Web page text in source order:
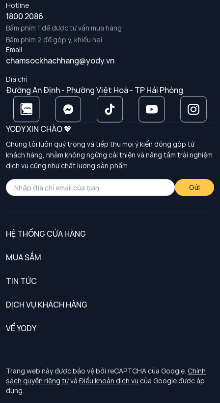
Hotline
1800 2086
Bấm phím 1 để được tư vấn mua hàng
Bấm phím 2 để góp ý, khiếu nại
Email
chamsockhachhang@yody.vn
Địa chỉ
Đường An Định - Phường Việt Hoà - TP Hải Phòng
YODY XIN CHÀO 💖
Chúng tôi luôn quý trọng và tiếp thu mọi ý kiến đóng góp từ
khách hàng, nhằm không ngừng cải thiện và nâng tầm trải nghiệm
dịch vụ cũng như chất lượng sản phẩm.
Gửi
HỆ THỐNG CỬA HÀNG
MUA SẮM
TIN TỨC
DỊCH VỤ KHÁCH HÀNG
Chính sách khách hàng thân thiết
Chính sách bảo vệ dữ liệu cá nhân
Chính sách thanh toán, giao nhận
VỀ YODY
Tuyển dụng
Trang web này được bảo vệ bởi reCAPTCHA của Google. Chính
sách quyền riêng tưvà Điều khoản dịch vụ của Google được áp
dụng.